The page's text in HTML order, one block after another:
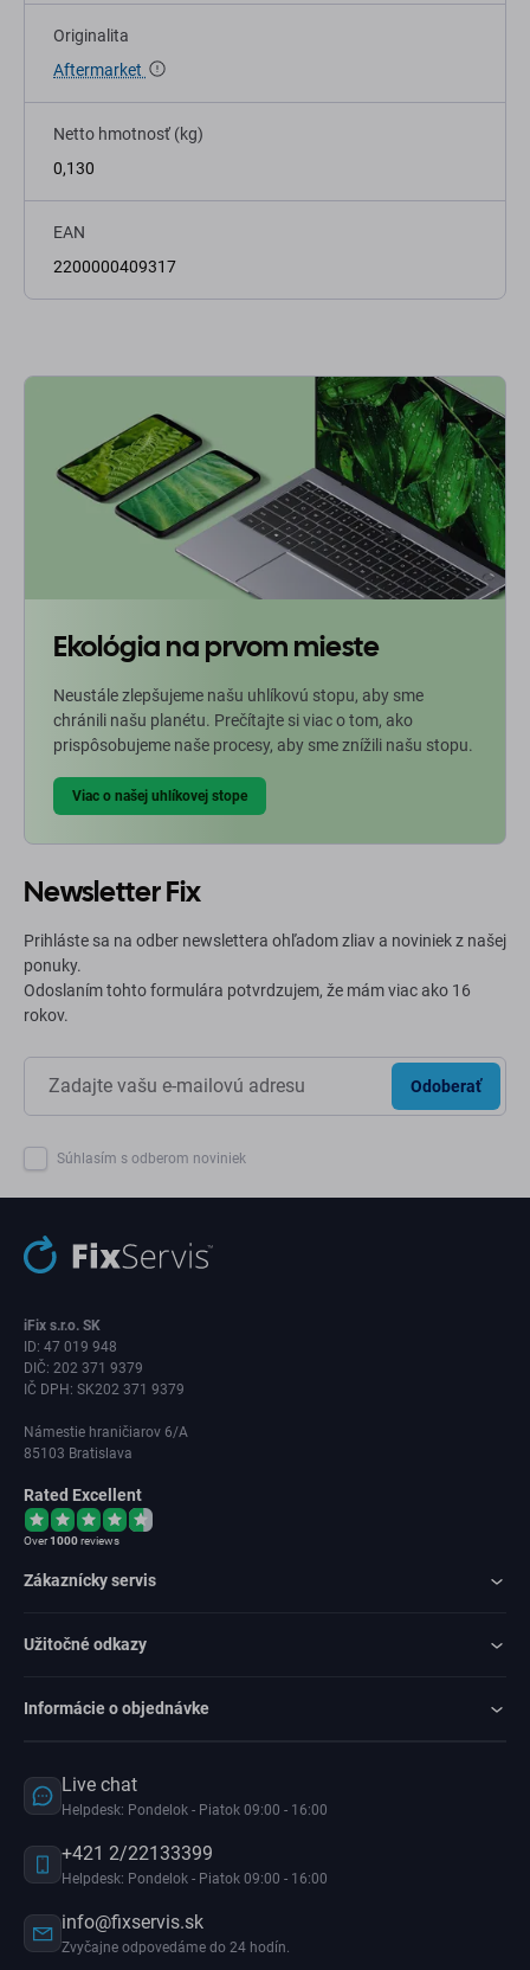
Originalita
Aftermarket
Netto hmotnosť (kg)
0,130
EAN
2200000409317
Ekológia na prvom mieste
Neustále zlepšujeme našu uhlíkovú stopu, aby sme
chránili našu planétu. Prečítajte si viac o tom, ako
prispôsobujeme naše procesy, aby sme znížili našu stopu.
Viac o našej uhlíkovej stope
Newsletter Fix
Prihláste sa na odber newslettera ohľadom zliav a noviniek z našej
ponuky.
Odoslaním tohto formulára potvrdzujem, že mám viac ako 16
rokov.
Odoberať
Súhlasím s odberom noviniek
iFix s.r.o. SK
ID: 47 019 948
DIČ: 202 371 9379
IČ DPH: SK202 371 9379
Námestie hraničiarov 6/A
85103 Bratislava
Rated Excellent
Over1000reviews
Zákaznícky servis
Užitočné odkazy
Informácie o objednávke
Live chat
Helpdesk: Pondelok - Piatok 09:00 - 16:00
+421 2/22133399
Helpdesk: Pondelok - Piatok 09:00 - 16:00
info@fixservis.sk
Zvyčajne odpovedáme do 24 hodín.